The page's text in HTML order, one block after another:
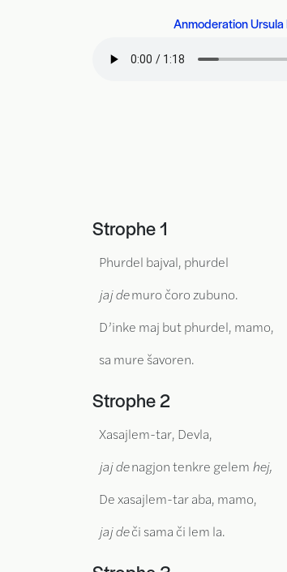
Anmoderation
Strophe 1
Phurdel bajval, phurdel
jaj demuro čoro zubuno.
D’inke maj but phurdel, mamo,
sa mure šavoren.
Strophe 2
Xasajlem-tar, Devla,
jaj denagjon tenkre gelem hej,
De xasajlem-tar aba, mamo,
jaj deči sama či lem la.